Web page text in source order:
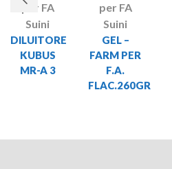
per FA
Suini
DILUITORE
KUBUS
MR-A 3
per FA
Suini
GEL –
FARM PER
F.A.
FLAC.260GR